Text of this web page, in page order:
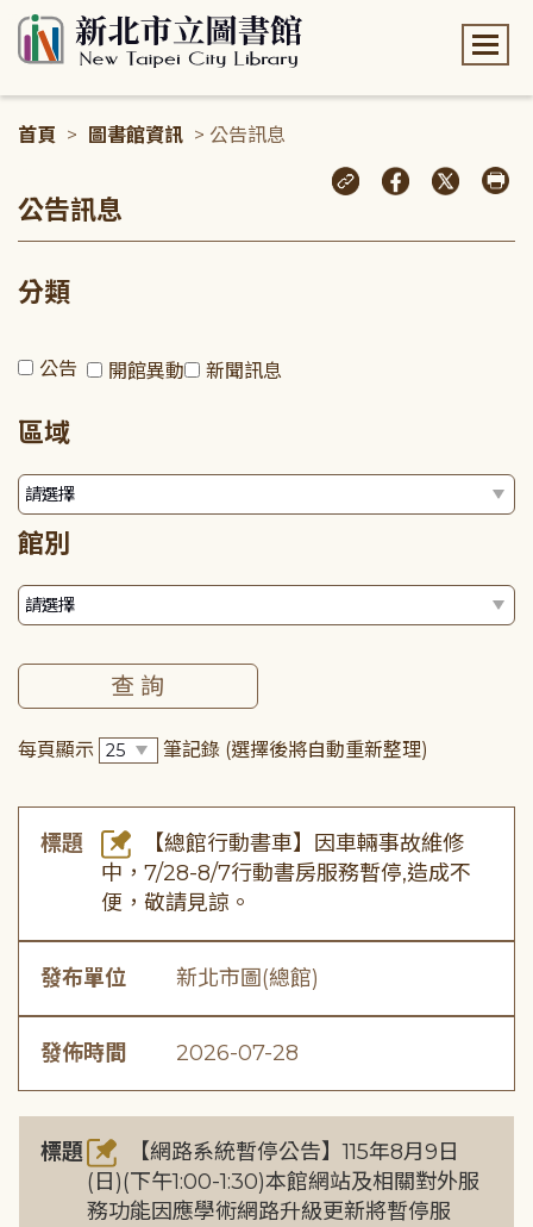
首頁 > 圖書館資訊 > 公告訊息
公告訊息
分類
公告 開館異動 新聞訊息
區域
館別
每頁顯示 筆記錄 (選擇後將自動重新整理)
標題
【總館行動書車】因車輛事故維修
中，7/28-8/7行動書房服務暫停,造成不
便，敬請見諒。
發布單位 新北市圖(總館)
發佈時間 2026-07-28
標題
【網路系統暫停公告】115年8月9日
(日)(下午1:00-1:30)本館網站及相關對外服
務功能因應學術網路升級更新將暫停服